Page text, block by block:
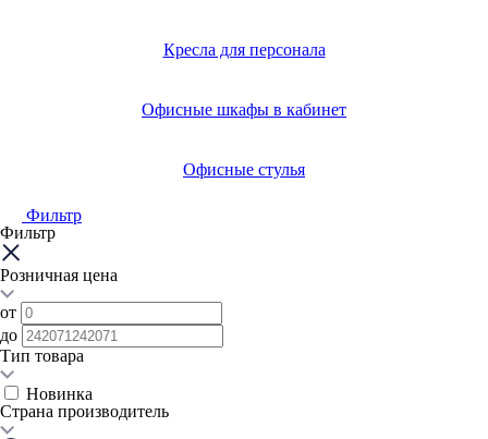
Кресла для персонала
Офисные шкафы в кабинет
Офисные стулья
Фильтр
Фильтр
Розничная цена
от
до
Тип товара
Новинка
Страна производитель